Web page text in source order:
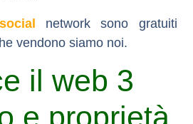
social network sono gratuiti
vendono siamo noi.
il web 3
e proprietà